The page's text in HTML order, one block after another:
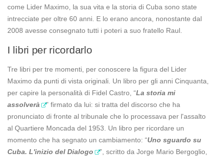
come Lider Maximo, la sua vita e la storia di Cuba sono state
intrecciate per oltre 60 anni. E lo erano ancora, nonostante dal
2008 avesse consegnato tutti i poteri a suo fratello Raul.
I libri per ricordarlo
Tre libri per tre momenti, per conoscere la figura del Lider
Maximo da punti di vista originali. Un libro per gli anni Cinquanta,
per capire la personalità di Fidel Castro, “La storia mi
assolverà
” firmato da lui: si tratta del discorso che ha
pronunciato di fronte al tribunale che lo processava per l'assalto
al Quartiere Moncada del 1953. Un libro per ricordare un
momento che ha segnato un cambiamento: “Uno sguardo su
Cuba. L'inizio del Dialogo
”, scritto da Jorge Mario Bergoglio,